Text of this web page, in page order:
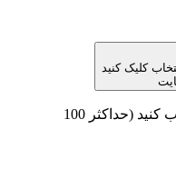
کلیک کنید
بکشید اینجا رها کنید، یا از دستگاه انتخاب کنید (حداکثر 100